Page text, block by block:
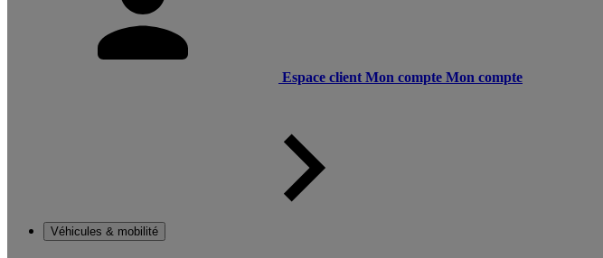
Espace client Mon compte Mon compte
Véhicules & mobilité